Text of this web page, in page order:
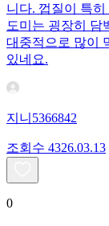
니다. 껍질이 특
도미는 굉장히 담
대중적으로 많이
있네요.
지니5366842
조회수 4326.03.13
0